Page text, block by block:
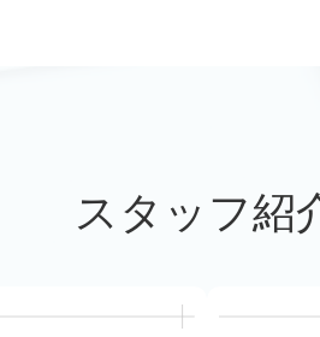
スタッフ紹